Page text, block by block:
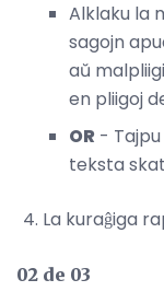
Alklaku la
sagojn
aŭ
en pliigoj
OR -
teksta
La kuraĝiga
02 de 03